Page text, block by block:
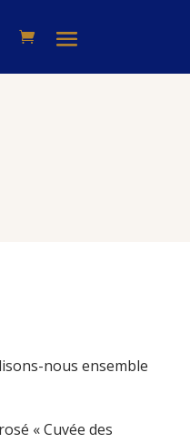
nous ensemble
« Cuvée des